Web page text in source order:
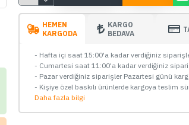
HEMEN
KARGODA
KARGO
BEDAVA
- Hafta içi saat 15:00'a kadar verdiğiniz
- Cumartesi saat 11:00'a kadar verdiğiniz
- Pazar verdiğiniz siparişler Pazartesi günü
- Kişiye özel baskılı ürünlerde kargoya teslim
Daha fazla bilgi
Kablosu + Fuse Tap Bağlantı
Aparatı
749,90 TL
SEPETE EKLE